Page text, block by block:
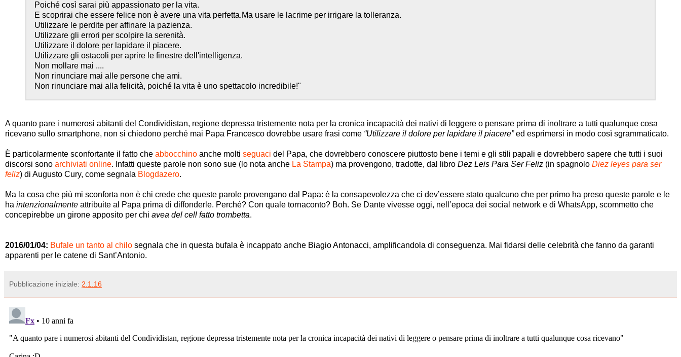
Poiché così sarai più appassionato per la vita.
E scoprirai che essere felice non è avere una vita perfetta.Ma usare le lacrime per irrigare la tolleranza.
Utilizzare le perdite per affinare la pazienza.
Utilizzare gli errori per scolpire la serenità.
Utilizzare il dolore per lapidare il piacere.
Utilizzare gli ostacoli per aprire le finestre dell'intelligenza.
Non mollare mai ....
Non rinunciare mai alle persone che ami.
Non rinunciare mai alla felicità, poiché la vita è uno spettacolo incredibile!"
A quanto pare i numerosi abitanti del Condividistan, regione depressa tristemente nota per la cronica incapacità dei nativi di leggere o pensare prima di inoltrare a tutti qualunque cosa
ricevano sullo smartphone, non si chiedono perché mai Papa Francesco dovrebbe usare frasi come “Utilizzare il dolore per lapidare il piacere”ed esprimersi in modo così sgrammaticato.
È particolarmente sconfortante il fatto che abbocchino anche molti seguaci del Papa, che dovrebbero conoscere piuttosto bene i temi e gli stili papali e dovrebbero sapere che tutti i suoi
discorsi sono archiviati online. Infatti queste parole non sono sue (lo nota anche La Stampa) ma provengono, tradotte, dal libro Dez Leis Para Ser Feliz (in spagnolo Diez leyes para ser
feliz) di Augusto Cury, come segnala Blogdazero.
Ma la cosa che più mi sconforta non è chi crede che queste parole provengano dal Papa: è la consapevolezza che ci dev’essere stato qualcuno che per primo ha preso queste parole e le
ha intenzionalmente attribuite al Papa prima di diffonderle. Perché? Con quale tornaconto? Boh. Se Dante vivesse oggi, nell’epoca dei social network e di WhatsApp, scommetto che
concepirebbe un girone apposito per chi avea del cell fatto trombetta.
2016/01/04: Bufale un tanto al chilo segnala che in questa bufala è incappato anche Biagio Antonacci, amplificandola di conseguenza. Mai fidarsi delle celebrità che fanno da garanti
apparenti per le catene di Sant’Antonio.
Pubblicazione iniziale: 2.1.16